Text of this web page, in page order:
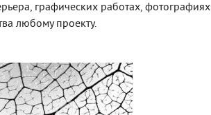
графических работах, фотографиях
любому проекту.